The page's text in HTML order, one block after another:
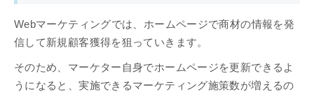
Webマーケティングでは、ホームページで商材の情報を発
信して新規顧客獲得を狙っていきます。
そのため、マーケター自身でホームページを更新できるよ
うになると、実施できるマーケティング施策数が増えるの